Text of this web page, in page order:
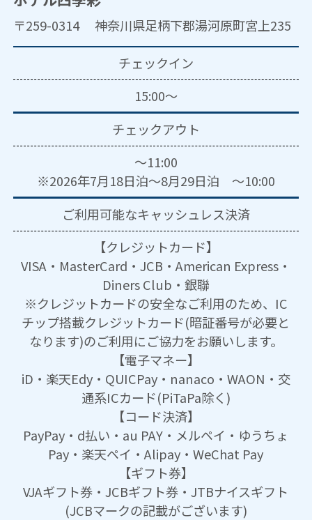
〒259-0314 神奈川県足柄下郡湯河原町宮上235
チェックイン
15:00～
チェックアウト
～11:00
※2026年7月18日泊～8月29日泊 ～10:00
ご利用可能なキャッシュレス決済
【クレジットカード】
VISA・MasterCard・JCB・American Express・
Diners Club・銀聯
※クレジットカードの安全なご利用のため、IC
チップ搭載クレジットカード(暗証番号が必要と
なります)のご利用にご協力をお願いします。
【電子マネー】
iD・楽天Edy・QUICPay・nanaco・WAON・交
通系ICカード(PiTaPa除く)
【コード決済】
PayPay・d払い・au PAY・メルペイ・ゆうちょ
Pay・楽天ペイ・Alipay・WeChat Pay
【ギフト券】
VJAギフト券・JCBギフト券・JTBナイスギフト
(JCBマークの記載がございます)